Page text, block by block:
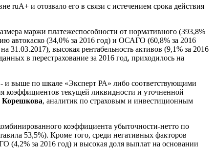
ruА+ и отозвало его в связи с истечением срока действия
маржи платежеспособности от нормативного (393,8%
автокаско (34,0% за 2016 год) и ОСАГО (60,8% за 2016
31.03.2017), высокая рентабельность активов (9,1% за 2016
в перестрахование за 2016 год, приходилось на
и выше по шкале «Эксперт РА» либо соответствующими
коэффициентов текущей ликвидности и уточненной
Корешкова, аналитик по страховым и инвестиционным
коэффициента убыточности-нетто по
53,5%). Кроме того, среди негативных факторов
(4,2% за 2016 год) и высокая доля выплат на основании